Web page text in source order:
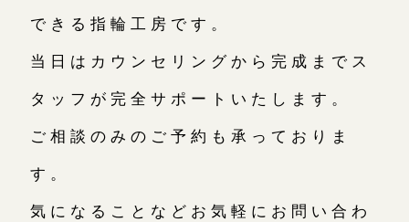
できる指輪工房です。
当日はカウンセリングから完成までス
タッフが完全サポートいたします。
ご相談のみのご予約も承っておりま
す。
気になることなどお気軽にお問い合わ